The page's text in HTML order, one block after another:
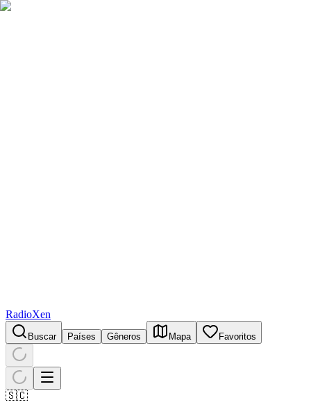
RadioXen
Buscar Países Gêneros Mapa Favoritos
🇸🇨